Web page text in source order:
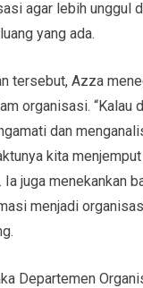
agar lebih unggul
yang ada.
tersebut, Azza
organisasi. “Kalau
dan
kita
Ia juga menekankan
menjadi
Departemen